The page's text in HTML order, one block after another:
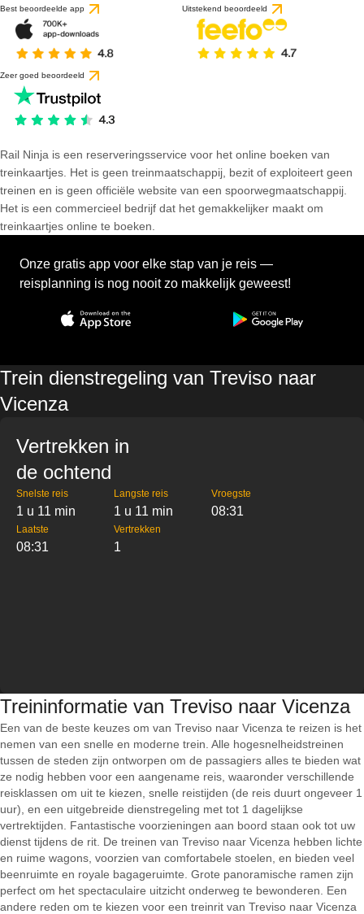
Best beoordeelde app Uitstekend beoordeeld
Zeer goed beoordeeld
Rail Ninja is een reserveringsservice voor het online boeken van
treinkaartjes. Het is geen treinmaatschappij, bezit of exploiteert geen
treinen en is geen officiële website van een spoorwegmaatschappij.
Het is een commercieel bedrijf dat het gemakkelijker maakt om
treinkaartjes online te boeken.
Onze gratis app voor elke stap van je reis —
reisplanning is nog nooit zo makkelijk geweest!
Trein dienstregeling van Treviso naar
Vicenza
Vertrekken in
de ochtend
Snelste reis
1 u 11 min
Langste reis
1 u 11 min
Vroegste
08:31
Laatste
08:31
Vertrekken
1
Treininformatie van Treviso naar Vicenza
Een van de beste keuzes om van Treviso naar Vicenza te reizen is het
nemen van een snelle en moderne trein. Alle hogesnelheidstreinen
tussen de steden zijn ontworpen om de passagiers alles te bieden wat
ze nodig hebben voor een aangename reis, waaronder verschillende
reisklassen om uit te kiezen, snelle reistijden (de reis duurt ongeveer 1
uur), en een uitgebreide dienstregeling met tot 1 dagelijkse
vertrektijden. Fantastische voorzieningen aan boord staan ook tot uw
dienst tijdens de rit. De treinen van Treviso naar Vicenza hebben lichte
en ruime wagons, voorzien van comfortabele stoelen, en bieden veel
beenruimte en royale bagageruimte. Grote panoramische ramen zijn
perfect om het spectaculaire uitzicht onderweg te bewonderen. Een
andere reden om te kiezen voor een treinrit van Treviso naar Vicenza